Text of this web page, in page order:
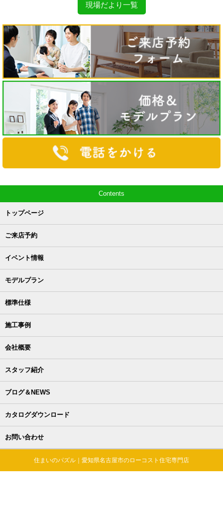
現場だより一覧
Contents
トップページ
ご来店予約
イベント情報
モデルプラン
標準仕様
施工事例
会社概要
スタッフ紹介
ブログ＆NEWS
カタログダウンロード
お問い合わせ
住まいのパズル｜愛知県名古屋市のローコスト住宅専門店